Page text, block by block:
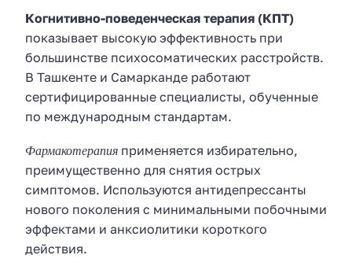
Когнитивно-поведенческая терапия (КПТ)
показывает высокую эффективность при
большинстве психосоматических расстройств.
В Ташкенте и Самарканде работают
сертифицированные специалисты, обученные
по международным стандартам.
Фармакотерапия применяется избирательно,
преимущественно для снятия острых
симптомов. Используются антидепрессанты
нового поколения с минимальными побочными
эффектами и анксиолитики короткого
действия.